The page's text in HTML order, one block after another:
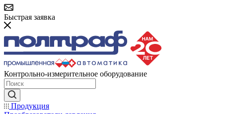
Быстрая заявка
Контрольно-измерительное оборудование
Продукция